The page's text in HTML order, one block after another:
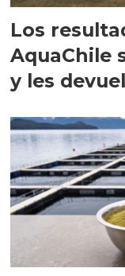
Los
AquaChile
y les